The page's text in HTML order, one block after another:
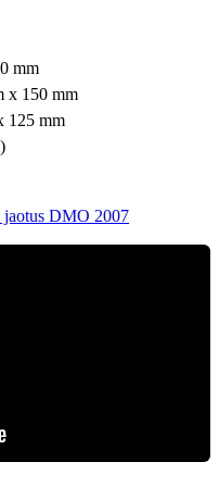
mm
x 150 mm
125 mm
jaotus DMO 2007